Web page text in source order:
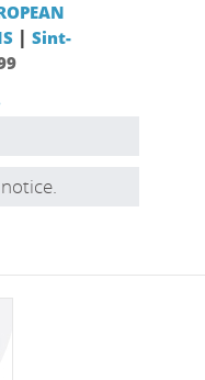
| Sint-